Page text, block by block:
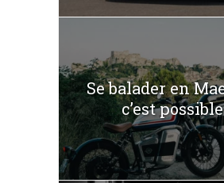
Se balader en
c’est